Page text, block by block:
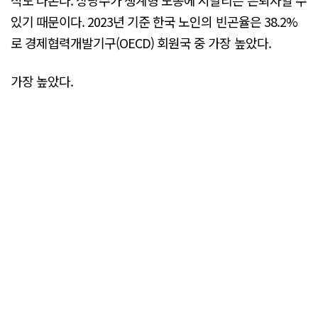
있기 때문이다. 2023년 기준 한국 노인의 빈곤율은 38.2%
로 경제협력개발기구(OECD) 회원국 중 가장 높았다.
가장 높았다.